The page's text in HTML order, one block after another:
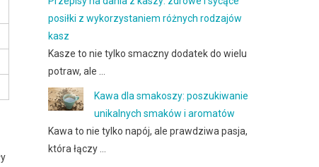
posiłki z wykorzystaniem różnych rodzajów
kasz
Kasze to nie tylko smaczny dodatek do wielu
potraw, ale …
Kawa dla smakoszy: poszukiwanie
unikalnych smaków i aromatów
Kawa to nie tylko napój, ale prawdziwa pasja,
która łączy …